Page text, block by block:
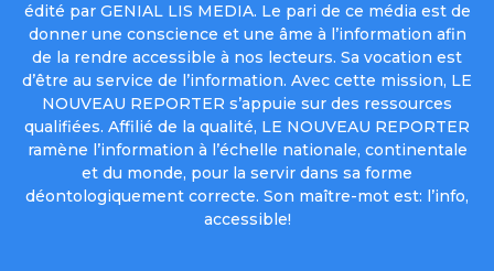
édité par GENIAL LIS MEDIA. Le pari de ce média est de
donner une conscience et une âme à l’information afin
de la rendre accessible à nos lecteurs. Sa vocation est
d’être au service de l’information. Avec cette mission, LE
NOUVEAU REPORTER s’appuie sur des ressources
qualifiées. Affilié de la qualité, LE NOUVEAU REPORTER
ramène l’information à l’échelle nationale, continentale
et du monde, pour la servir dans sa forme
déontologiquement correcte. Son maître-mot est: l’info,
accessible!